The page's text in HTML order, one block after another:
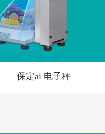
保定ai 电子秤